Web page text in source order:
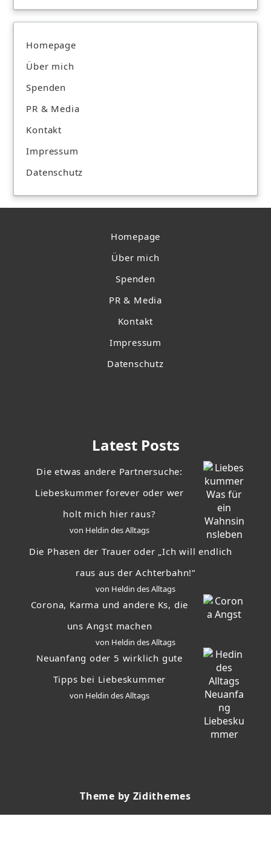
Homepage
Über mich
Spenden
PR & Media
Kontakt
Impressum
Datenschutz
Homepage
Über mich
Spenden
PR & Media
Kontakt
Impressum
Datenschutz
Latest Posts
Die etwas andere Partnersuche:
Liebeskummer forever oder wer
holt mich hier raus?
von Heldin des Alltags
Die Phasen der Trauer oder „Ich will endlich
raus aus der Achterbahn!“
von Heldin des Alltags
Corona, Karma und andere Ks, die
uns Angst machen
von Heldin des Alltags
Neuanfang oder 5 wirklich gute
Tipps bei Liebeskummer
von Heldin des Alltags
Theme by Zidithemes